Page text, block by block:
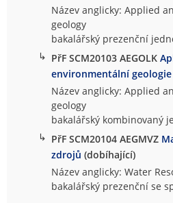
Název anglicky: Applied
geology
bakalářský prezenční
↳ PřF SCM20103 AEGOLK
environmentální geologie
Název anglicky: Applied
geology
bakalářský kombinovaný
↳ PřF SCM20104 AEGMVZ
zdrojů (dobíhající)
Název anglicky: Water
bakalářský prezenční se